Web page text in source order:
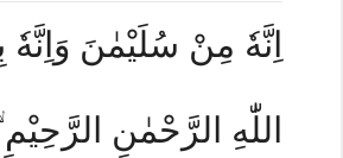
اِنَّهٗ مِنْ سُلَيْمٰنَ
اللّٰهِ الرَّحْمٰنِ الرَّحِيْمِ ۙ